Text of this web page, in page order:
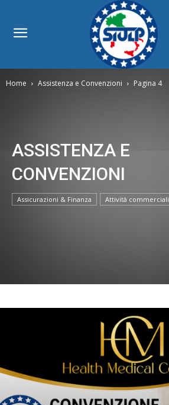
Home Assistenza e Convenzioni Pagina 4
ASSISTENZA E
CONVENZIONI
Assicurazioni & Finanza Attività commerciali